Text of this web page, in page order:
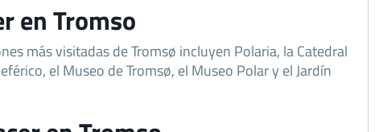
en Tromso
más visitadas de Tromsø incluyen Polaria, la Catedral
el Museo de Tromsø, el Museo Polar y el Jardín